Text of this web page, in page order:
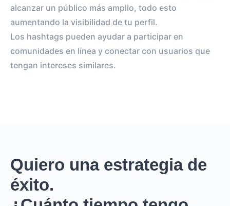
alcanzar un público más amplio, todo esto
aumentando la visibilidad de tu perfil.
Los hashtags pueden ayudar a participar en
comunidades en línea y conectar con usuarios que
tengan intereses similares.
Quiero una estrategia de
éxito.